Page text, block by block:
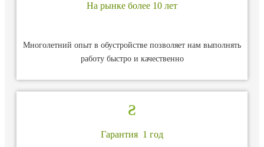
На рынке более 10 лет
Многолетний опыт в обустройстве позволяет нам выполнять
работу быстро и качественно
Гарантия 1 год